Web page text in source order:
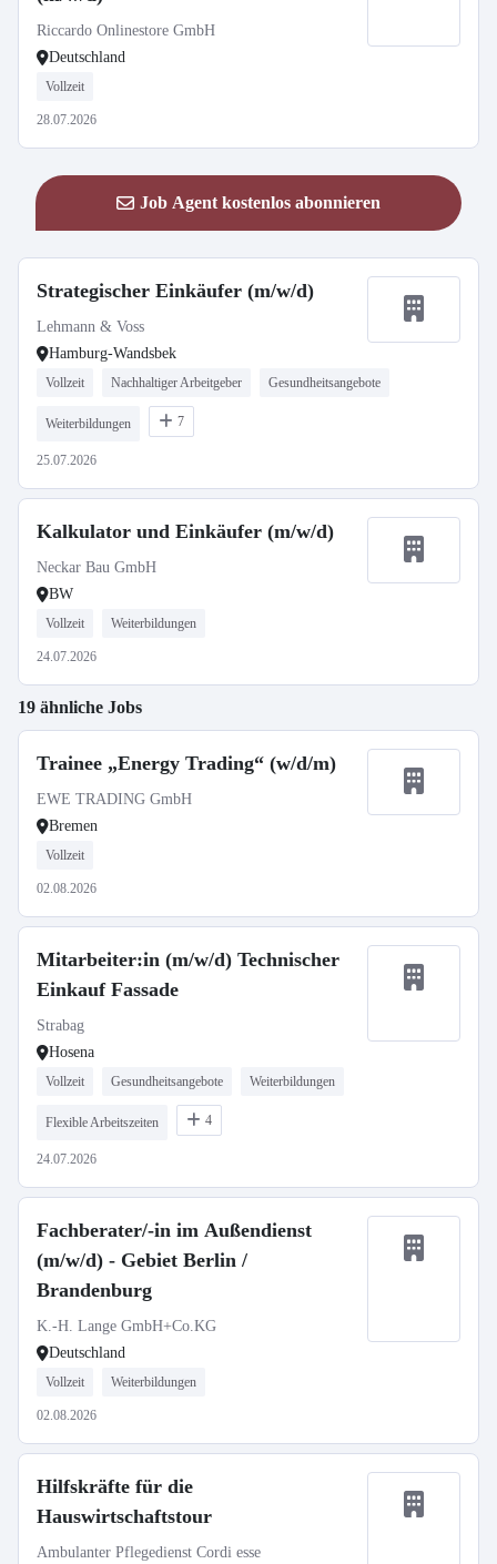
Riccardo Onlinestore GmbH
Deutschland
Vollzeit
28.07.2026
Job Agent kostenlos abonnieren
Strategischer Einkäufer (m/w/d)
Lehmann & Voss
Hamburg-Wandsbek
Vollzeit Nachhaltiger Arbeitgeber Gesundheitsangebote
Weiterbildungen 7
25.07.2026
Kalkulator und Einkäufer (m/w/d)
Neckar Bau GmbH
BW
Vollzeit Weiterbildungen
24.07.2026
19 ähnliche Jobs
Trainee „Energy Trading“ (w/d/m)
EWE TRADING GmbH
Bremen
Vollzeit
02.08.2026
Mitarbeiter:in (m/w/d) Technischer
Einkauf Fassade
Strabag
Hosena
Vollzeit Gesundheitsangebote Weiterbildungen
Flexible Arbeitszeiten 4
24.07.2026
Fachberater/-in im Außendienst
(m/w/d) - Gebiet Berlin /
Brandenburg
K.-H. Lange GmbH+Co.KG
Deutschland
Vollzeit Weiterbildungen
02.08.2026
Hilfskräfte für die
Hauswirtschaftstour
Ambulanter Pflegedienst Cordi esse